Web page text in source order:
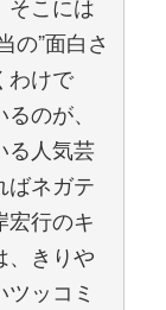
の”面白さ
わけで
のが、
る人気芸
ばネガテ
宏行のキ
、きりや
ッコミ